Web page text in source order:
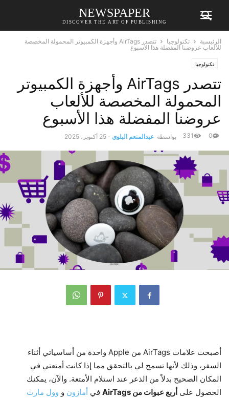
NEWSPAPER
DISCOVER THE ART OF PUBLISHING
الرئيسية تكنولوجيا
تتصدر AirTags وأجهزة الكمبيوتر المحمولة المخصصة
للألعاب عروضنا المفضلة هذا الأسبوع
تكنولوجيا
تتصدر AirTags وأجهزة الكمبيوتر
المحمولة المخصصة للألعاب
عروضنا المفضلة هذا الأسبوع
بواسطة عبدالمنعم البلوي - 25 أكتوبر، 2025 0
331
أصبحت علامات AirTags من Apple واحدة من أساسياتي أثناء
السفر، وذلك لأنها تسمح لي بالتحقق مما إذا كانت أمتعتي في
المكان الصحيح بدلاً من الذعر عند استلام الأمتعة. والآن، يمكنك
الحصول على أربع عبوات من AirTags في أمازون و وول مارت